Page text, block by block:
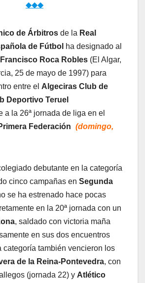
◆◆◆
de Árbitros de la Real
de Fútbol ha designado al
Roca Robles (El Algar,
25 de mayo de 1997) para
entre el Algeciras Club de
Deportivo Teruel
a la 26ª jornada de liga en el
Federación (domingo,
debutante en la categoría
cinco campañas en Segunda
se ha estrenado hace pocas
en la 20ª jornada con un
, saldado con victoria maña
en sus dos encuentros
categoría también vencieron los
de la Reina-Pontevedra, con
(jornada 22) y Atlético